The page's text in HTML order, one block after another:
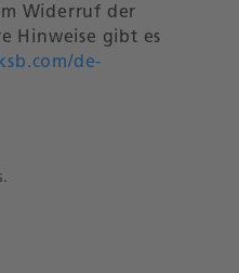
Widerruf der
Hinweise gibt es
de-